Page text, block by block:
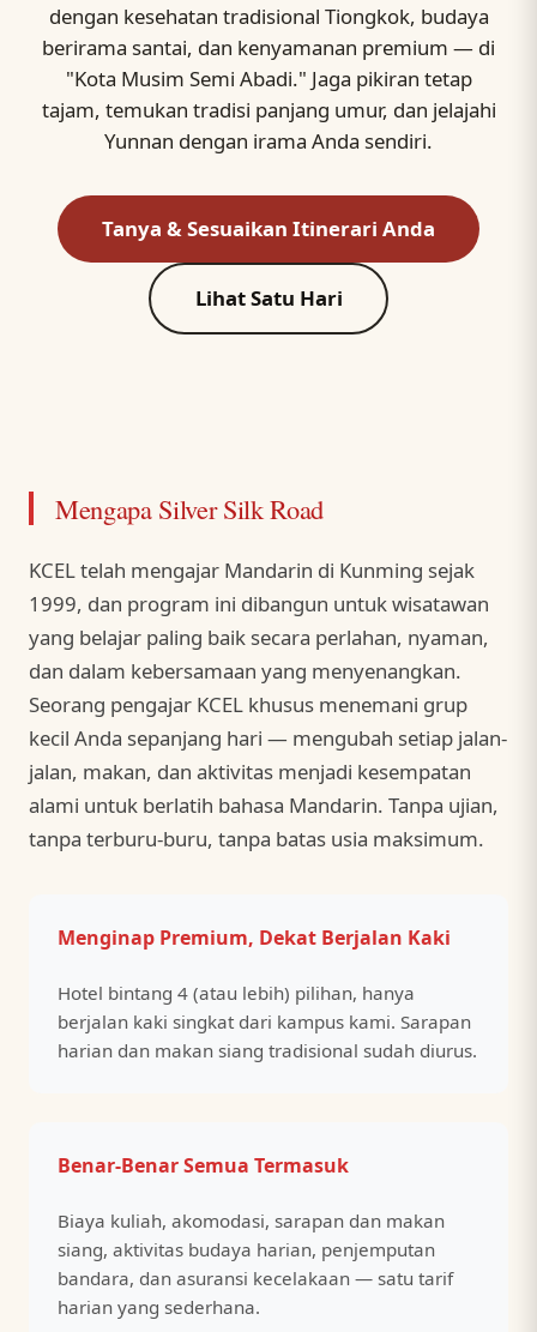
dengan kesehatan tradisional Tiongkok, budaya
berirama santai, dan kenyamanan premium — di
"Kota Musim Semi Abadi." Jaga pikiran tetap
tajam, temukan tradisi panjang umur, dan jelajahi
Yunnan dengan irama Anda sendiri.
Tanya & Sesuaikan Itinerari Anda
Lihat Satu Hari
Mengapa Silver Silk Road
KCEL telah mengajar Mandarin di Kunming sejak
1999, dan program ini dibangun untuk wisatawan
yang belajar paling baik secara perlahan, nyaman,
dan dalam kebersamaan yang menyenangkan.
Seorang pengajar KCEL khusus menemani grup
kecil Anda sepanjang hari — mengubah setiap jalan-
jalan, makan, dan aktivitas menjadi kesempatan
alami untuk berlatih bahasa Mandarin. Tanpa ujian,
tanpa terburu-buru, tanpa batas usia maksimum.
Menginap Premium, Dekat Berjalan Kaki
Hotel bintang 4 (atau lebih) pilihan, hanya
berjalan kaki singkat dari kampus kami. Sarapan
harian dan makan siang tradisional sudah diurus.
Benar-Benar Semua Termasuk
Biaya kuliah, akomodasi, sarapan dan makan
siang, aktivitas budaya harian, penjemputan
bandara, dan asuransi kecelakaan — satu tarif
harian yang sederhana.